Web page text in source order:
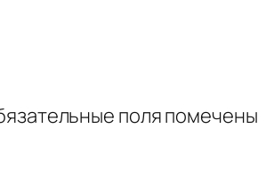
поля помечены